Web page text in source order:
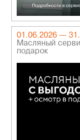
01.06.2026 —
Масляный
подарок